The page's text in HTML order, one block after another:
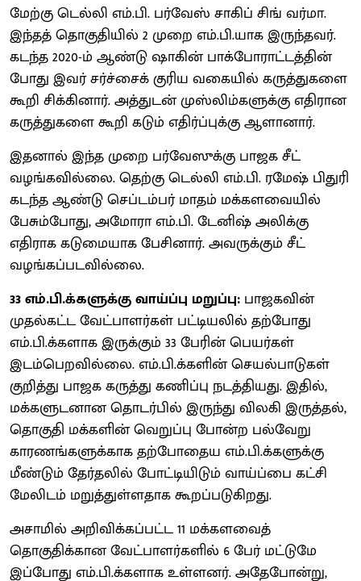
மேற்கு டெல்லி எம்.பி. பர்வேஸ் சாகிப் சிங் வர்மா.
இந்தத் தொகுதியில் 2 முறை எம்.பி.யாக இருந்தவர்.
கடந்த 2020-ம் ஆண்டு ஷாகின் பாக்போராட்டத்தின்
போது இவர் சர்ச்சைக் குரிய வகையில் கருத்துகளை
கூறி சிக்கினார். அத்துடன் முஸ்லிம்களுக்கு எதிரான
கருத்துகளை கூறி கடும் எதிர்ப்புக்கு ஆளானார்.
இதனால் இந்த முறை பர்வேஸுக்கு பாஜக சீட்
வழங்கவில்லை. தெற்கு டெல்லி எம்.பி. ரமேஷ் பிதுரி
கடந்த ஆண்டு செப்டம்பர் மாதம் மக்களவையில்
பேசும்போது, அமோரா எம்.பி. டேனிஷ் அலிக்கு
எதிராக கடுமையாக பேசினார். அவருக்கும் சீட்
வழங்கப்படவில்லை.
33 எம்.பி.க்களுக்கு வாய்ப்பு மறுப்பு: பாஜகவின்
முதல்கட்ட வேட்பாளர்கள் பட்டியலில் தற்போது
எம்.பி.க்களாக இருக்கும் 33 பேரின் பெயர்கள்
இடம்பெறவில்லை. எம்.பி.க்களின் செயல்பாடுகள்
குறித்து பாஜக கருத்து கணிப்பு நடத்தியது. இதில்,
மக்களுடனான தொடர்பில் இருந்து விலகி இருத்தல்,
தொகுதி மக்களின் வெறுப்பு போன்ற பல்வேறு
காரணங்களுக்காக தற்போதைய எம்.பி.க்களுக்கு
மீண்டும் தேர்தலில் போட்டியிடும் வாய்ப்பை கட்சி
மேலிடம் மறுத்துள்ளதாக கூறப்படுகிறது.
அசாமில் அறிவிக்கப்பட்ட 11 மக்களவைத்
தொகுதிக்கான வேட்பாளர்களில் 6 பேர் மட்டுமே
இப்போது எம்.பி.க்களாக உள்ளனர். அதேபோன்று,